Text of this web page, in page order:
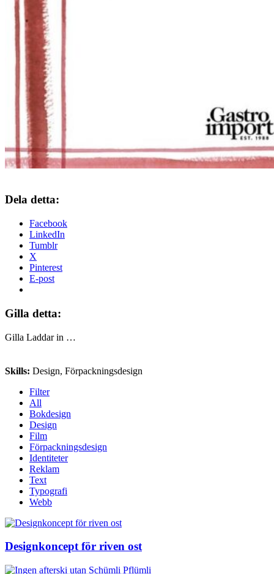
Dela detta:
Facebook
LinkedIn
Tumblr
X
Pinterest
E-post
Gilla detta:
Gilla Laddar in …
Skills: Design, Förpackningsdesign
Filter
All
Bokdesign
Design
Film
Förpackningsdesign
Identiteter
Reklam
Text
Typografi
Webb
Designkoncept för riven ost